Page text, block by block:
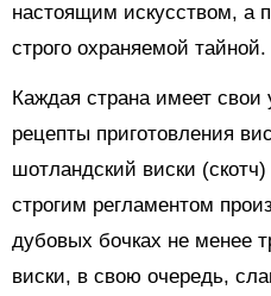
настоящим искусством, а
строго охраняемой тайной.
Каждая страна имеет
рецепты приготовления
шотландский виски
строгим регламентом
дубовых бочках не менее
виски, в свою очередь,